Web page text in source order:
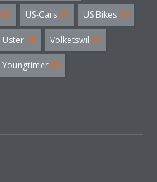
(6) US-Cars (7) US Bikes (5)
Uster (4) Volketswil (3)
Youngtimer (5)